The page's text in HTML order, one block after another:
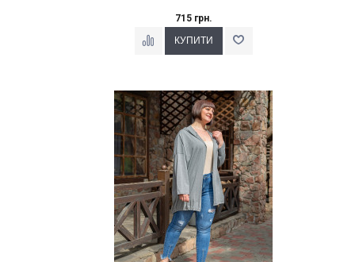
715 грн.
Наклейки Варіант з %